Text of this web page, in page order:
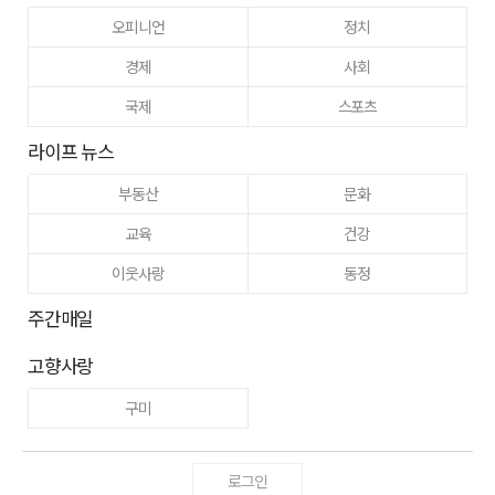
오피니언
정치
경제
사회
국제
스포츠
라이프 뉴스
부동산
문화
교육
건강
이웃사랑
동정
주간매일
고향사랑
구미
로그인